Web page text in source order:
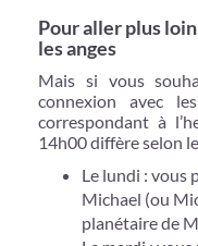
Pour aller plus
les anges
Mais si vous
connexion avec
correspondant à
14h00 diffère selon
Le lundi : vous
Michael (ou
planétaire de